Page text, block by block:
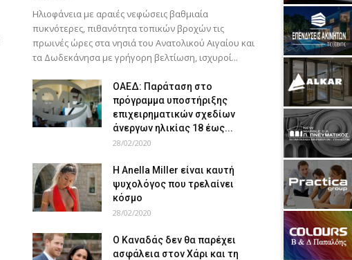
Ηλιοφάνεια με αραιές νεφώσεις βαθμιαία
πυκνότερες, πιθανότητα τοπικών βροχών τις
πρωινές ώρες στα νησιά του Ανατολικού Αιγαίου και
τα Δωδεκάνησα με γρήγορη βελτίωση, ισχυροί...
ΟΑΕΔ: Παράταση στο
πρόγραμμα υποστήριξης
επιχειρηματικών σχεδίων
άνεργων ηλικίας 18 έως...
28/02/2020
Η Anella Miller είναι καυτή
ψυχολόγος που τρελαίνει
κόσμο
28/02/2020
Ο Καναδάς δεν θα παρέχει
ασφάλεια στον Χάρι και τη